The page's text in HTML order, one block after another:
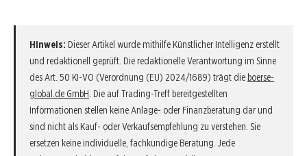
Hinweis: Dieser Artikel wurde mithilfe Künstlicher Intelligenz erstellt
und redaktionell geprüft. Die redaktionelle Verantwortung im Sinne
des Art. 50 KI-VO (Verordnung (EU) 2024/1689) trägt die boerse-
global.de GmbH . Die auf Trading-Treff bereitgestellten
Informationen stellen keine Anlage- oder Finanzberatung dar und
sind nicht als Kauf- oder Verkaufsempfehlung zu verstehen. Sie
ersetzen keine individuelle, fachkundige Beratung. Jede